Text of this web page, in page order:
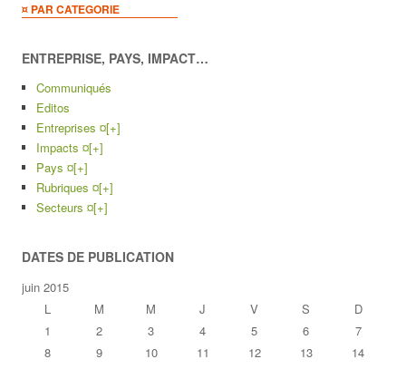
¤ PAR CATEGORIE
ENTREPRISE, PAYS, IMPACT…
Communiqués
Editos
Entreprises ¤[+]
Impacts ¤[+]
Pays ¤[+]
Rubriques ¤[+]
Secteurs ¤[+]
DATES DE PUBLICATION
juin 2015
L
M M J V S
D
1
2 3 4 5 6
7
8
9 10 11 12 13
14